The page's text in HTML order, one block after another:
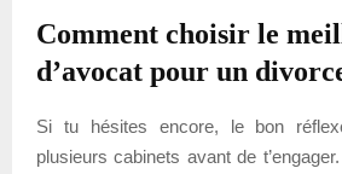
Comment choisir le
d’avocat pour un
Si tu hésites encore, le bon
plusieurs cabinets avant de